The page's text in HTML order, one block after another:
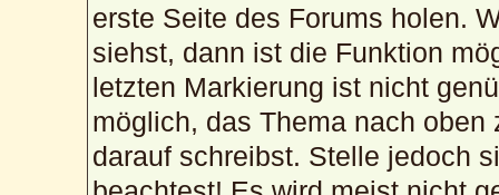
erste Seite des Forums holen.
siehst, dann ist die Funktion
letzten Markierung ist nicht
möglich, das Thema nach
darauf schreibst. Stelle jedoch